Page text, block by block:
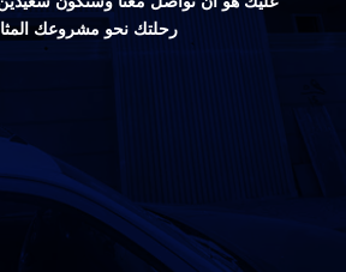
رحلتك نحو مشروعك